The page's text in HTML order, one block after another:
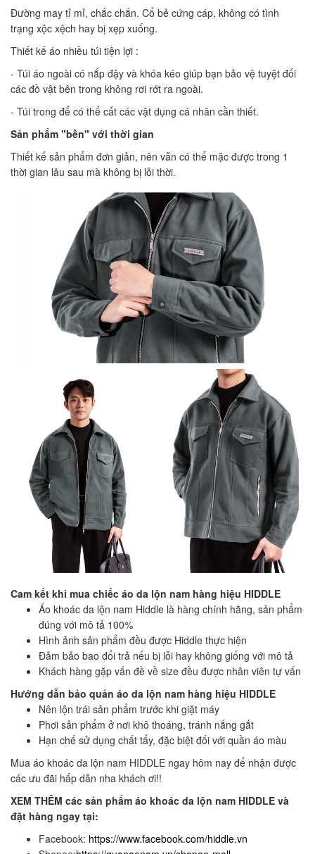
Đường may tỉ mỉ, chắc chắn. Cổ bẻ cứng cáp, không có tình
trạng xộc xệch hay bị xẹp xuống.
Thiết kế áo nhiều túi tiện lợi :
- Túi áo ngoài có nắp đậy và khóa kéo giúp bạn bảo vệ tuyệt đối
các đồ vật bên trong không rơi rớt ra ngoài.
- Túi trong để có thể cất các vật dụng cá nhân cần thiết.
Sản phẩm "bền" với thời gian
Thiết kế sản phẩm đơn giản, nên vẫn có thể mặc được trong 1
thời gian lâu sau mà không bị lỗi thời.
Cam kết khi mua chiếc áo da lộn nam hàng hiệu HIDDLE
Áo khoác da lộn nam Hiddle là hàng chính hãng, sản phẩm
đúng với mô tả 100%
Hình ảnh sản phẩm đều được Hiddle thực hiện
Đảm bảo bao đổi trả nếu bị lỗi hay không giống với mô tả
Khách hàng gặp vấn đề về size đều được nhân viên tự vấn
Hướng dẫn bảo quản áo da lộn nam hàng hiệu HIDDLE
Nên lộn trái sản phẩm trước khi giặt máy
Phơi sản phẩm ở nơi khô thoáng, tránh nắng gắt
Hạn chế sử dụng chất tẩy, đặc biệt đối với quần áo màu
Mua áo khoác da lộn nam HIDDLE ngay hôm nay để nhận được
các ưu đãi hấp dẫn nha khách ơi!!
XEM THÊM các sản phẩm áo khoác da lộn nam HIDDLE và
đặt hàng ngay tại:
Facebook: https://www.facebook.com/hiddle.vn